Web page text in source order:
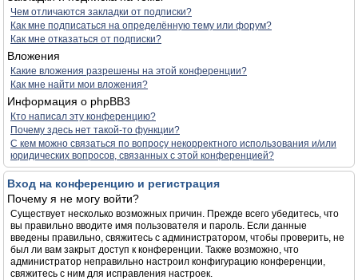
Чем отличаются закладки от подписки?
Как мне подписаться на определённую тему или форум?
Как мне отказаться от подписки?
Вложения
Какие вложения разрешены на этой конференции?
Как мне найти мои вложения?
Информация о phpBB3
Кто написал эту конференцию?
Почему здесь нет такой-то функции?
С кем можно связаться по вопросу некорректного использования и/или
юридических вопросов, связанных с этой конференцией?
Вход на конференцию и регистрация
Почему я не могу войти?
Существует несколько возможных причин. Прежде всего убедитесь, что
вы правильно вводите имя пользователя и пароль. Если данные
введены правильно, свяжитесь с администратором, чтобы проверить, не
был ли вам закрыт доступ к конференции. Также возможно, что
администратор неправильно настроил конфигурацию конференции,
свяжитесь с ним для исправления настроек.